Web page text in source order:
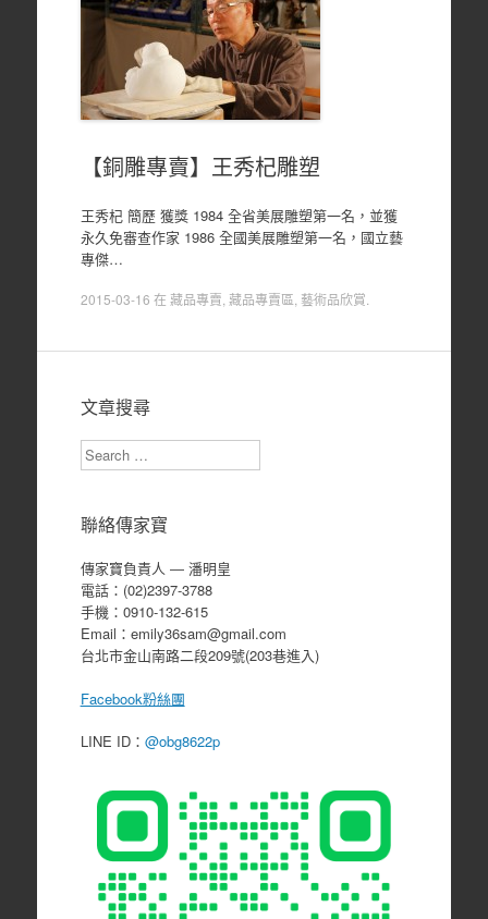
【銅雕專賣】王秀杞雕塑
王秀杞 簡歷 獲獎 1984 全省美展雕塑第一名，並獲
永久免審查作家 1986 全國美展雕塑第一名，國立藝
專傑…
2015-03-16 在 藏品專賣 藏品專賣區 藝術品欣賞
文章搜尋
Search
聯絡傳家寶
傳家寶負責人 ― 潘明皇
電話：(02)2397-3788
手機：0910-132-615
Email：emily36sam@gmail.com
台北市金山南路二段209號(203巷進入)
Facebook粉絲團
LINE ID： @obg8622p